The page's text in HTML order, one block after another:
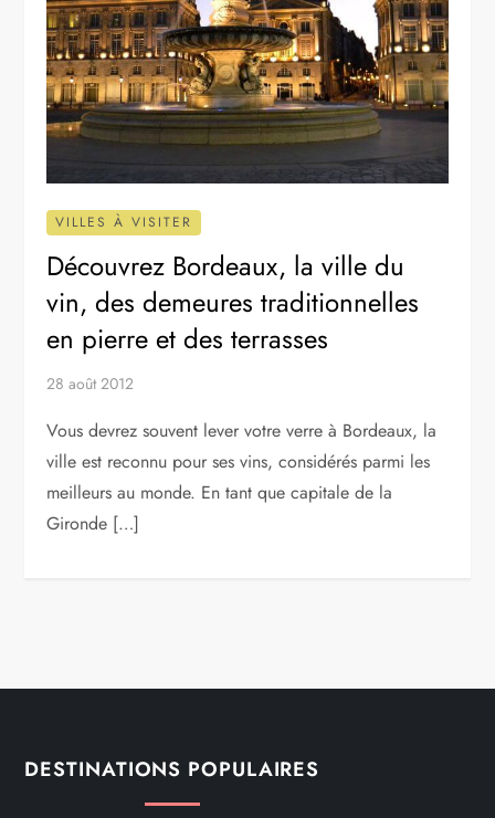
VILLES À VISITER
Découvrez Bordeaux, la ville du
vin, des demeures traditionnelles
en pierre et des terrasses
28 août 2012
Vous devrez souvent lever votre verre à Bordeaux, la
ville est reconnu pour ses vins, considérés parmi les
meilleurs au monde. En tant que capitale de la
Gironde […]
DESTINATIONS POPULAIRES